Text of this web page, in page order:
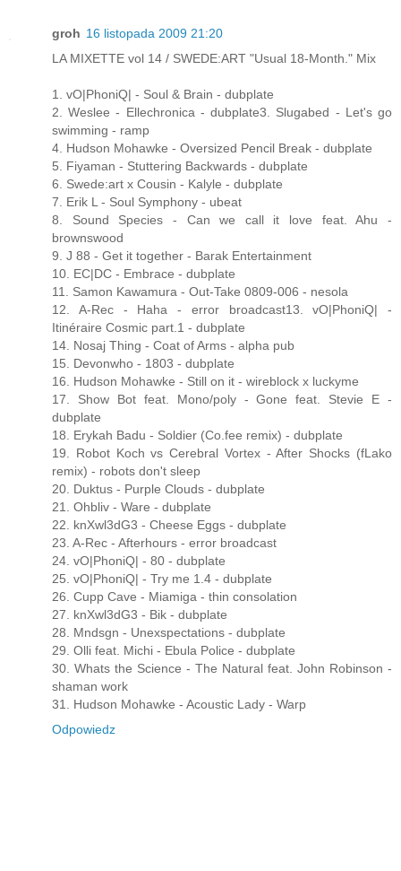
groh 16 listopada 2009 21:20
LA MIXETTE vol 14 / SWEDE:ART "Usual 18-Month." Mix
1. vO|PhoniQ| - Soul & Brain - dubplate
2. Weslee - Ellechronica - dubplate3. Slugabed - Let's go
swimming - ramp
4. Hudson Mohawke - Oversized Pencil Break - dubplate
5. Fiyaman - Stuttering Backwards - dubplate
6. Swede:art x Cousin - Kalyle - dubplate
7. Erik L - Soul Symphony - ubeat
8. Sound Species - Can we call it love feat. Ahu -
brownswood
9. J 88 - Get it together - Barak Entertainment
10. EC|DC - Embrace - dubplate
11. Samon Kawamura - Out-Take 0809-006 - nesola
12. A-Rec - Haha - error broadcast13. vO|PhoniQ| -
Itinéraire Cosmic part.1 - dubplate
14. Nosaj Thing - Coat of Arms - alpha pub
15. Devonwho - 1803 - dubplate
16. Hudson Mohawke - Still on it - wireblock x luckyme
17. Show Bot feat. Mono/poly - Gone feat. Stevie E -
dubplate
18. Erykah Badu - Soldier (Co.fee remix) - dubplate
19. Robot Koch vs Cerebral Vortex - After Shocks (fLako
remix) - robots don't sleep
20. Duktus - Purple Clouds - dubplate
21. Ohbliv - Ware - dubplate
22. knXwl3dG3 - Cheese Eggs - dubplate
23. A-Rec - Afterhours - error broadcast
24. vO|PhoniQ| - 80 - dubplate
25. vO|PhoniQ| - Try me 1.4 - dubplate
26. Cupp Cave - Miamiga - thin consolation
27. knXwl3dG3 - Bik - dubplate
28. Mndsgn - Unexspectations - dubplate
29. Olli feat. Michi - Ebula Police - dubplate
30. Whats the Science - The Natural feat. John Robinson -
shaman work
31. Hudson Mohawke - Acoustic Lady - Warp
Odpowiedz